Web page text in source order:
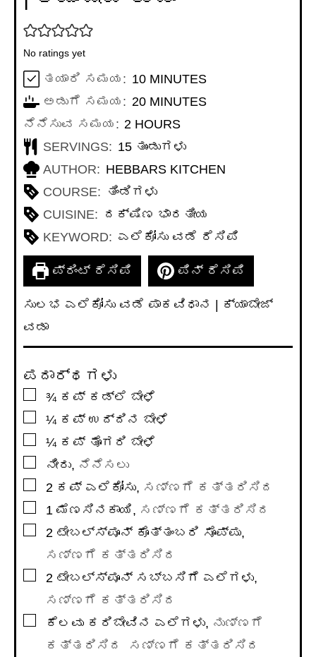
No ratings yet
ತಯಾರಿ ಸಮಯ: 10MINUTES
MINUTES
ಅಡುಗೆ ಸಮಯ: 20MINUTES
MINUTES
ನೆನೆಸುವ ಸಮಯ: 2 HOURS
HOURS
SERVINGS: 15 ತುಂಡುಗಳು
AUTHOR: HEBBARS KITCHEN
COURSE: ತಿಂಡಿಗಳು
CUISINE: ದಕ್ಷಿಣ ಭಾರತೀಯ
KEYWORD: ಎಲೆಕೋಸು ವಡೆ ರೆಸಿಪಿ
ಪ್ರಿಂಟ್ ರೆಸಿಪಿ ಪಿನ್ ರೆಸಿಪಿ
ಸುಲಭ ಎಲೆಕೋಸು ವಡೆ ಪಾಕವಿಧಾನ | ಕ್ಯಾಬೇಜ್
ವಡಾ
ಪದಾರ್ಥಗಳು
▢¾ ಕಪ್ ಕಡ್ಲೆ ಬೇಳೆ
▢¼ ಕಪ್ ಉದ್ದಿನ ಬೇಳೆ
▢¼ ಕಪ್ ತೊಗರಿ ಬೇಳೆ
ನೀರು, ನೆನೆಸಲು
▢2 ಕಪ್ ಎಲೆಕೋಸು, ಸಣ್ಣಗೆ ಕತ್ತರಿಸಿದ
▢1 ಮೆಣಸಿನಕಾಯಿ, ಸಣ್ಣಗೆ ಕತ್ತರಿಸಿದ
▢2 ಟೇಬಲ್ಸ್ಪೂನ್ ಕೊತ್ತಂಬರಿ ಸೊಪ್ಪು,
ಸಣ್ಣಗೆ ಕತ್ತರಿಸಿದ
▢2 ಟೇಬಲ್ಸ್ಪೂನ್ ಸಬ್ಬಸಿಗೆ ಎಲೆಗಳು,
ಸಣ್ಣಗೆ ಕತ್ತರಿಸಿದ
ಕೆಲವು ಕರಿಬೇವಿನ ಎಲೆಗಳು, ನುಣ್ಣಗೆ
ಕತ್ತರಿಸಿದ ಸಣ್ಣಗೆ ಕತ್ತರಿಸಿದ